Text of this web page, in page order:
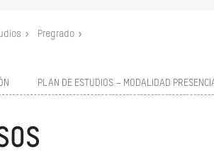
Pregrado
PLAN DE ESTUDIOS – MODALIDAD